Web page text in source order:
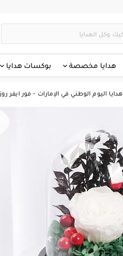
هدايا مخصصة بوكسات هدايا
هدايا اليوم الوطني في الإمارات - فور ايفر روز